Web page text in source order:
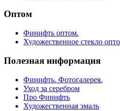
Оптом
Финифть оптом.
Художественное стекло
Полезная информация
Финифть. Фотогалерея.
Уход за серебром
Про Финифть
Художественная эмаль